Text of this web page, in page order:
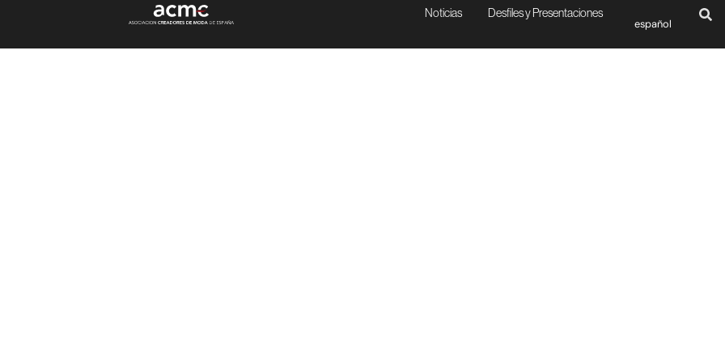
Noticias Desfiles y Presentaciones
español